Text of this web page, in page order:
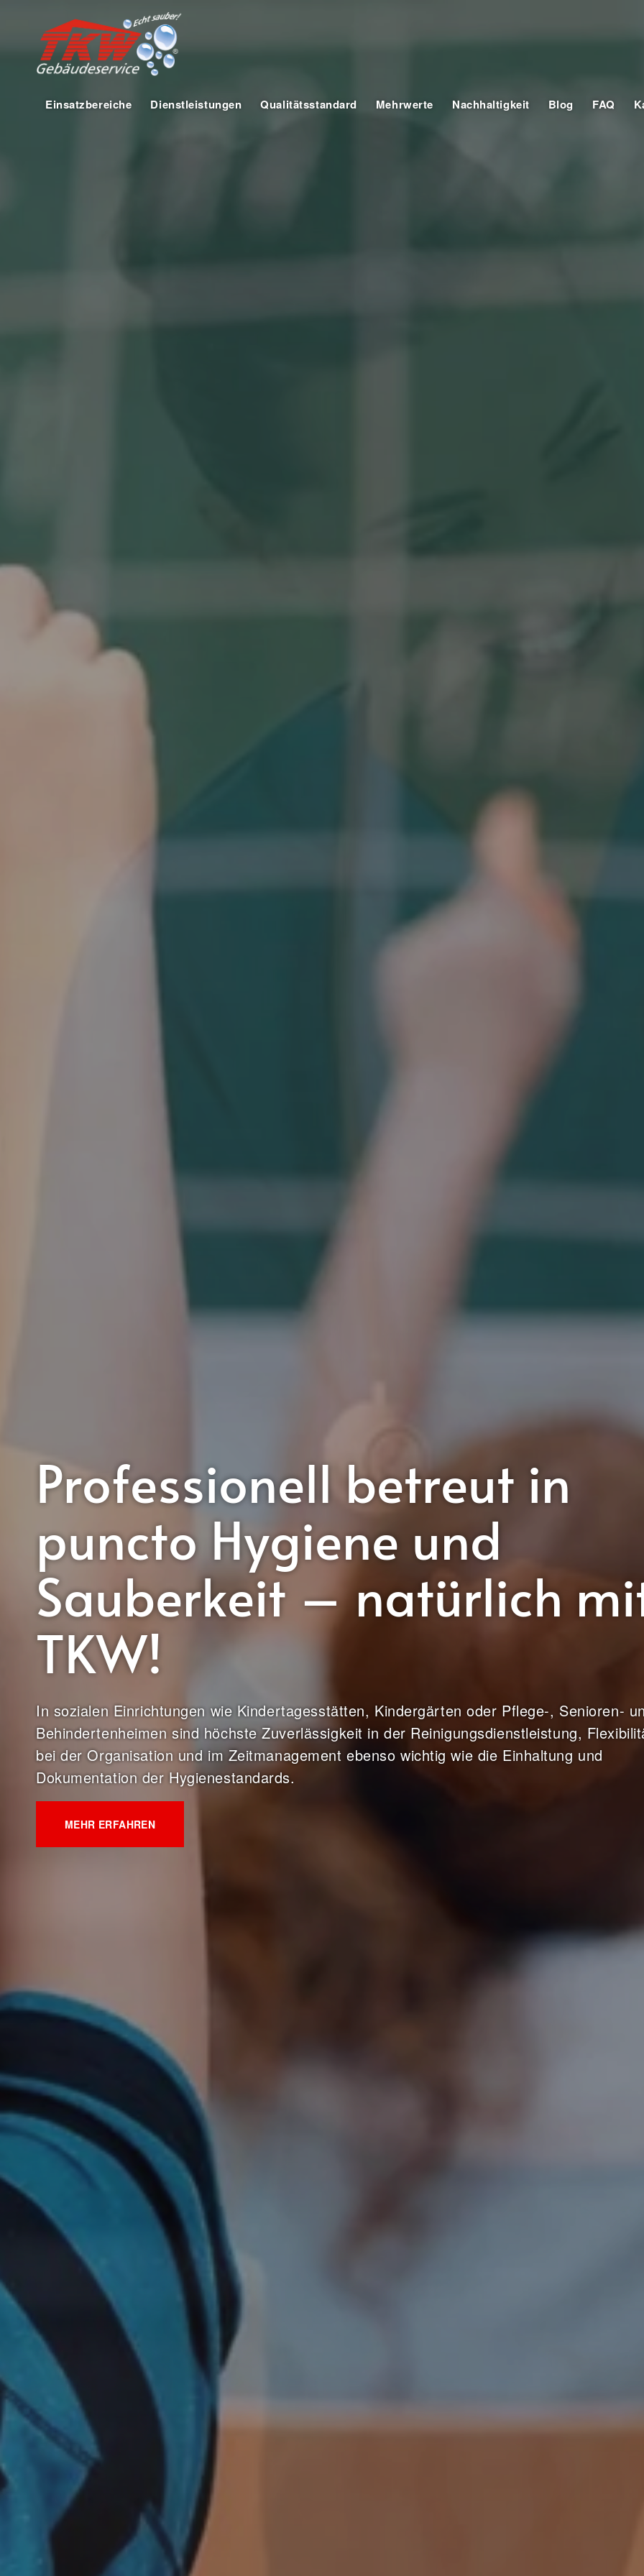
Einsatzbereiche Dienstleistungen Qualitätsstandard Mehrwerte Nachhaltigkeit Blog FAQ
Professionell betreut in
puncto Hygiene und
Sauberkeit – natürlich
TKW!
In sozialen Einrichtungen wie Kindertagesstätten, Kindergärten oder Pflege-, Senioren-
Behindertenheimen sind höchste Zuverlässigkeit in der Reinigungsdienstleistung,
bei der Organisation und im Zeitmanagement ebenso wichtig wie die Einhaltung und
Dokumentation der Hygienestandards.
MEHR ERFAHREN